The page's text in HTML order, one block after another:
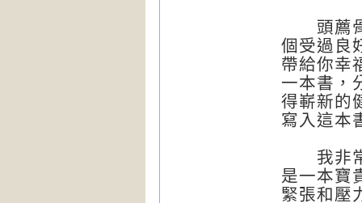
頭薦骨
個受過良
帶給你幸
一本書，
得嶄新的
寫入這本
我非常
是一本寶
緊張和壓